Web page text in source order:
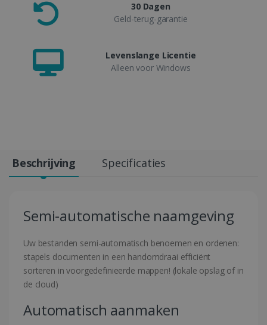
30 Dagen
Geld-terug-garantie
Levenslange Licentie
Alleen voor Windows
Beschrijving Specificaties
Semi-automatische naamgeving
Uw bestanden semi-automatisch benoemen en ordenen:
stapels documenten in een handomdraai efficiënt
sorteren in voorgedefinieerde mappen! (lokale opslag of in
de cloud)
Automatisch aanmaken